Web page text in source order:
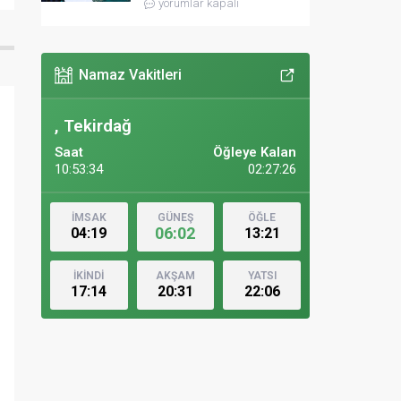
yorumlar kapalı
Namaz Vakitleri
, Tekirdağ
Saat
10:53:36
Öğleye Kalan
02:27:24
İMSAK
04:19
GÜNEŞ
06:02
ÖĞLE
13:21
İKİNDİ
17:14
AKŞAM
20:31
YATSI
22:06